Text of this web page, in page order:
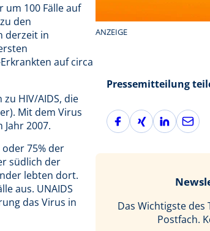
um 100 Fälle auf
den
derzeit in
auf circa
HIV/AIDS, die
Mit dem Virus
2007.
75% der
südlich der
lebten dort.
aus. UNAIDS
das Virus in
ANZEIGE
Pressemitteilung
F
a
X
i
L
i
n
E
-
l
Das Wichtigste des
Postfach.